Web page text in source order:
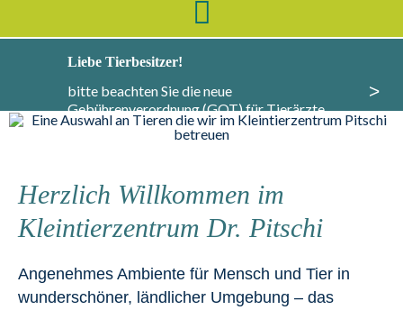
>
Liebe Tierbesitzer!
bitte beachten Sie die neue
Gebührenverordnung (GOT) für Tierärzte,
Informationen dazu finden Siehier.
Herzlich Willkommen im
Kleintierzentrum Dr. Pitschi
Angenehmes Ambiente für Mensch und Tier in
wunderschöner, ländlicher Umgebung – das